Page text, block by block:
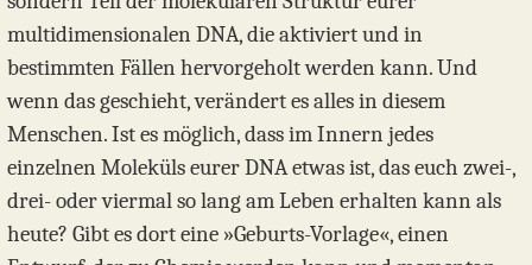
multidimensionalen DNA, die aktiviert und in
bestimmten Fällen hervorgeholt werden kann. Und
wenn das geschieht, verändert es alles in diesem
Menschen. Ist es möglich, dass im Innern jedes
einzelnen Moleküls eurer DNA etwas ist, das euch zwei-,
drei- oder viermal so lang am Leben erhalten kann als
heute? Gibt es dort eine »Geburts-Vorlage«, einen